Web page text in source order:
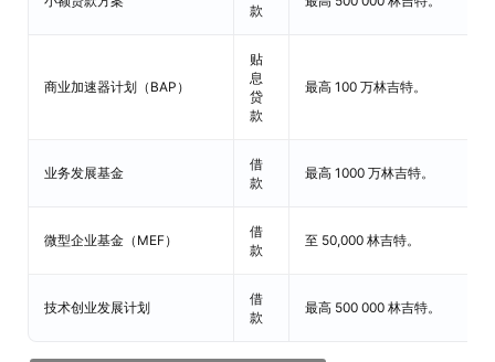
款
商业加速器计划（BAP）
贴
息
贷
款
最高 100 万林吉特。
业务发展基金
借
款
最高 1000 万林吉特。
微型企业基金（MEF）
借
款
至 50,000 林吉特。
技术创业发展计划
借
款
最高 500 000 林吉特。